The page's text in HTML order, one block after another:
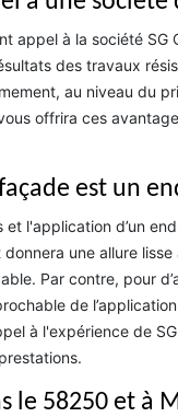
appel à la société
des travaux
au niveau du
offrira ces
est un
l'application d’un
une allure
Par contre, pour
de
à l'expérience de
le 58250 et à